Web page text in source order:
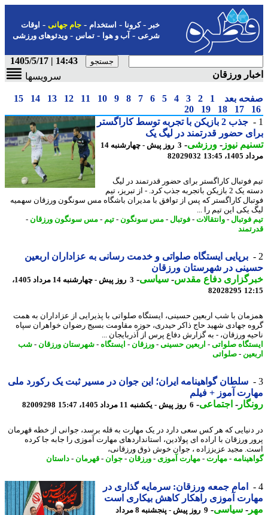
-کرونا-استخدام- جام جهانی-اوقات
شرعی-آب و هوا-تماس-ویدئوهای ورزشی
14:43 | 1405/5/17
ورزقان
سرویسها
بعد 1
2
3
4
5
6
7
8
9
10
11
12
13
14
15
17
18
19
20
جذب 2 بازیکن با تجربه توسط کاراگستر
حضور قدرتمند در لیگ یک
نیوز-ورزشی-
3 روز پیش - چهارشنبه 14
13:45
82029032
فوتبال کاراگستر برای حضور قدرتمند در لیگ
دسته یک 2 بازیکن باتجربه جذب کرد. - از تبریز، تیم
کاراگستر که پس از توافق با مدیران باشگاه مس سونگون ورزقان سهمیه
یکی این تیم را ...
فوتبال-وانتقالات-فوتبال-مس سونگون-تیم -مس سونگون ورزقان -
برپایی ایستگاه صلواتی و خدمت رسانی به عزاداران اربعین
در شهرستان ورزقان
دفاع مقدس-سیاسی-
3 روز پیش - چهارشنبه 14 مرداد 1405،
82028295
با شب اربعین حسینی، ایستگاه صلواتی با پذیرایی از عزاداران به همت
جهادی شهید حاج ذاکر حیدری، حوزه مقاومت بسیج رضوان خواهران سپاه
ورزقان، - به گزارش دفاع پرس از آذربایجان ...
صلواتی-اربعین حسینی-ورزقان -ایستگاه-شهرستان ورزقان -شب
-صلواتی
سلطان گواهینامه ایران؛ این جوان در مسیر ثبت یک رکورد ملی
آموز + فیلم
-اجتماعی-6 روز پیش - یکشنبه 11 مرداد 1405، 15:47 82009298
که هر کس سعی دارد در یک مهارت به قله برسد، جوانی از خطه قهرمان
ورزقان با اراده ای پولادین، استانداردهای مهارت آموزی را جابه جا کرده
مجید عزیززاده ، جوان خوش ذوق ورزقانی،
-مهارت- مهارت آموزی- ورزقان -جوان- قهرمان -داستان
امام جمعه ورزقان: سرمایه گذاری در
آموزی راهکار کاهش بیکاری است
-سیاسی-
9 روز پیش - پنجشنبه 8 مرداد